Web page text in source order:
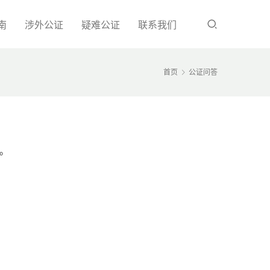
涉外公证 疑难公证 联系我们
首页 公证问答